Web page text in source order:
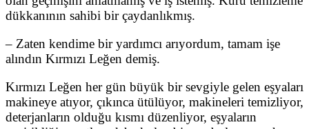
dükkanının sahibi bir çaydanlıkmış.
– Zaten kendime bir yardımcı arıyordum, tamam işe
alındın Kırmızı Leğen demiş.
Kırmızı Leğen her gün büyük bir sevgiyle gelen eşyaları
makineye atıyor, çıkınca ütülüyor, makineleri temizliyor,
deterjanların olduğu kısmı düzenliyor, eşyaların